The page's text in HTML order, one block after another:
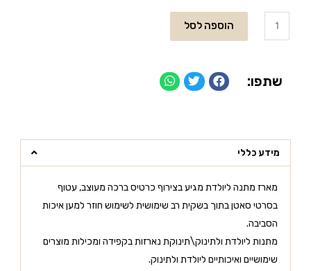
הוספה לסל
שתפו:
מידע כללי
מארז מתנה ליולדת מגיע בצירוף כרטיס ברכה מעוצב, עטוף
בסרטי סאטן בתוך בשקית רב שימושית לשימוש חוזר למען איכות
הסביבה.
מתנות ליולדת ולתינוק\תינוקת נארזות בקפידה ומכילות מוצרים
שימושיים ואיכותיים ליולדת ולתינוק.